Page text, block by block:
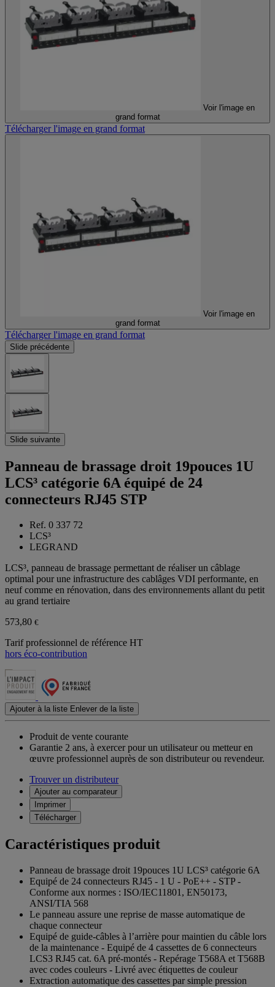
Voir l'image en
grand format
Télécharger l'image en grand format
Voir l'image en
grand format
Télécharger l'image en grand format
Slide précédente
Slide suivante
Panneau de brassage droit 19pouces 1U
LCS³ catégorie 6A équipé de 24
connecteurs RJ45 STP
Ref. 0 337 72
LCS³
LEGRAND
LCS³, panneau de brassage permettant de réaliser un câblage
optimal pour une infrastructure des cablâges VDI performante, en
neuf comme en rénovation, dans des environnements allant du petit
au grand tertiaire
573,80 €
Tarif professionnel de référence HT
hors éco-contribution
Ajouter à la liste Enlever de la liste
Produit de vente courante
Garantie 2 ans, à exercer pour un utilisateur ou metteur en
œuvre professionnel auprès de son distributeur ou revendeur.
Trouver un distributeur
Ajouter au comparateur
Imprimer
Télécharger
Caractéristiques produit
Panneau de brassage droit 19pouces 1U LCS³ catégorie 6A
Equipé de 24 connecteurs RJ45 - 1 U - PoE++ - STP -
Conforme aux normes : ISO/IEC11801, EN50173,
ANSI/TIA 568
Le panneau assure une reprise de masse automatique de
chaque connecteur
Equipé de guide-câbles à l’arrière pour maintien du câble lors
de la maintenance - Equipé de 4 cassettes de 6 connecteurs
LCS3 RJ45 cat. 6A pré-montés - Repérage T568A et T568B
avec codes couleurs - Livré avec étiquettes de couleur
Extraction automatique des cassettes par simple pression